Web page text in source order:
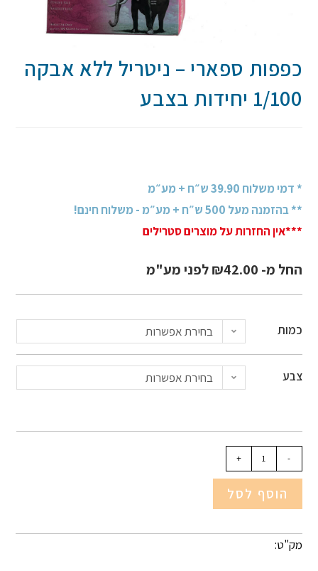
כפפות ספארי – ניטריל ללא אבקה
1/100 יחידות בצבע
* דמי משלוח 39.90 ש״ח + מע״מ
** בהזמנה מעל 500 ש״ח + מע״מ - משלוח חינם!
***אין החזרות על מוצרים סטרילים
החל מ- ₪42.00 לפני מע"מ
כמות בחירת אפשרות
צבע בחירת אפשרות
-
+
הוסף לסל
מק"ט: